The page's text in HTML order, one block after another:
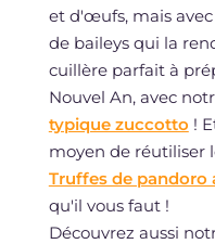
et d'œufs, mais
de baileys qui la
cuillère parfait à
Nouvel An, avec
typique zuccotto !
moyen de réutiliser
Truffes de pandoro
qu'il vous faut !
Découvrez aussi